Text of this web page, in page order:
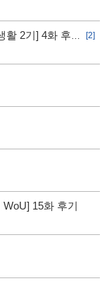
활 2기] 4화 후
[2]
15화 후기